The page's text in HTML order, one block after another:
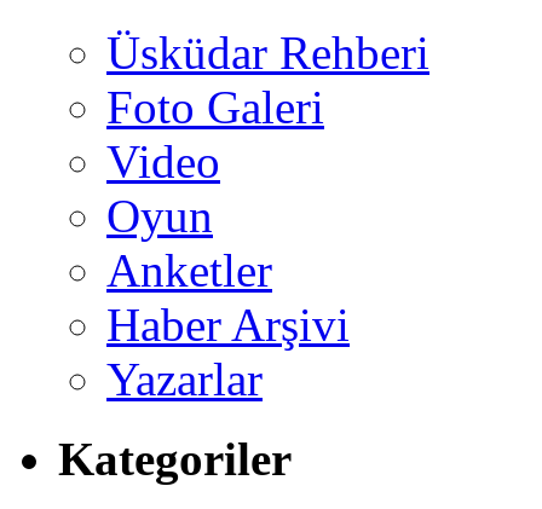
Üsküdar Rehberi
Foto Galeri
Video
Oyun
Anketler
Haber Arşivi
Yazarlar
Kategoriler